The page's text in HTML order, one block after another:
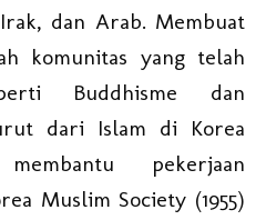
dan Arab. Membuat
komunitas yang telah
Buddhisme dan
dari Islam di Korea
pekerjaan
Muslim Society (1955)